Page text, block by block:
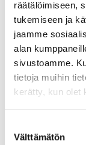
räätälöimiseen,
tukemiseen ja
jaamme
alan
sivustoamme.
tietoja muihin
kerätty, kun olet
valinta
Välttämätön
Keskisen ja
rahoitukseen
hankkeesta
(Swedish
Agency).